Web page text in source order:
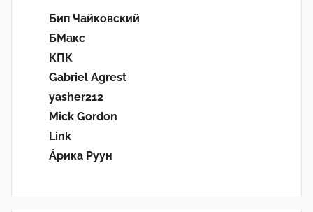
Бип Чайковский
БМакс
КПК
Gabriel Agrest
yasher212
Mick Gordon
Link
Áрика Руун